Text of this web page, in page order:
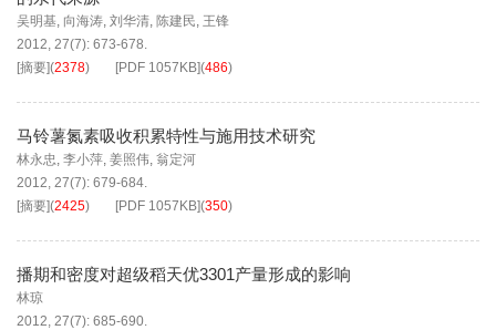
吴明基, 向海涛, 刘华清, 陈建民, 王锋
2012, 27(7): 673-678.
[摘要](2378) [PDF 1057KB](486)
马铃薯氮素吸收积累特性与施用技术研究
林永忠, 李小萍, 姜照伟, 翁定河
2012, 27(7): 679-684.
[摘要](2425) [PDF 1057KB](350)
播期和密度对超级稻天优3301产量形成的影响
林琼
2012, 27(7): 685-690.